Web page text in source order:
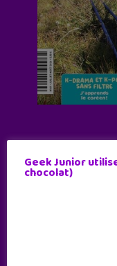
Geek Junior
chocolat)